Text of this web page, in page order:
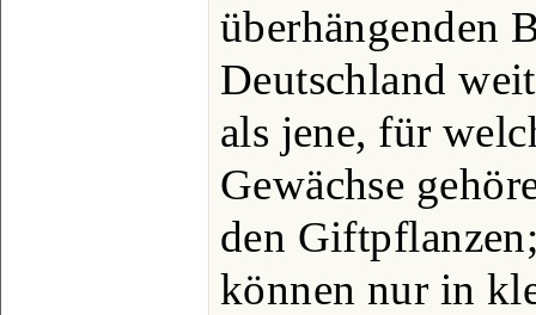
überhängenden
Deutschland
als jene, für
Gewächse
den
können nur in